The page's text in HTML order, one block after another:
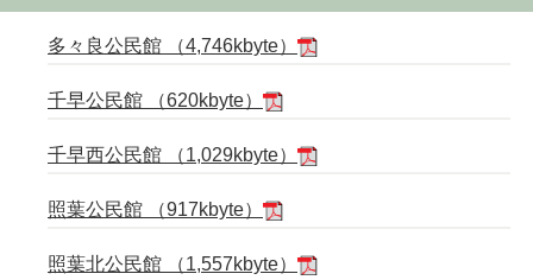
多々良公民館 （4,746kbyte）
千早公民館 （620kbyte）
千早西公民館 （1,029kbyte）
照葉公民館 （917kbyte）
照葉北公民館 （1,557kbyte）